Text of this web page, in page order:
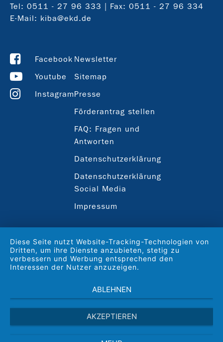
Tel: 0511 - 27 96 333 | Fax: 0511 - 27 96 334
E-Mail: kiba@ekd.de
Facebook
Youtube
Instagram
Newsletter
Sitemap
Presse
Förderantrag stellen
FAQ: Fragen und
Antworten
Datenschutzerklärung
Datenschutzerklärung
Social Media
Impressum
Diese Seite nutzt Website-Tracking-Technologien von
Dritten, um ihre Dienste anzubieten, stetig zu
verbessern und Werbung entsprechend den
Interessen der Nutzer anzuzeigen.
ABLEHNEN
AKZEPTIEREN